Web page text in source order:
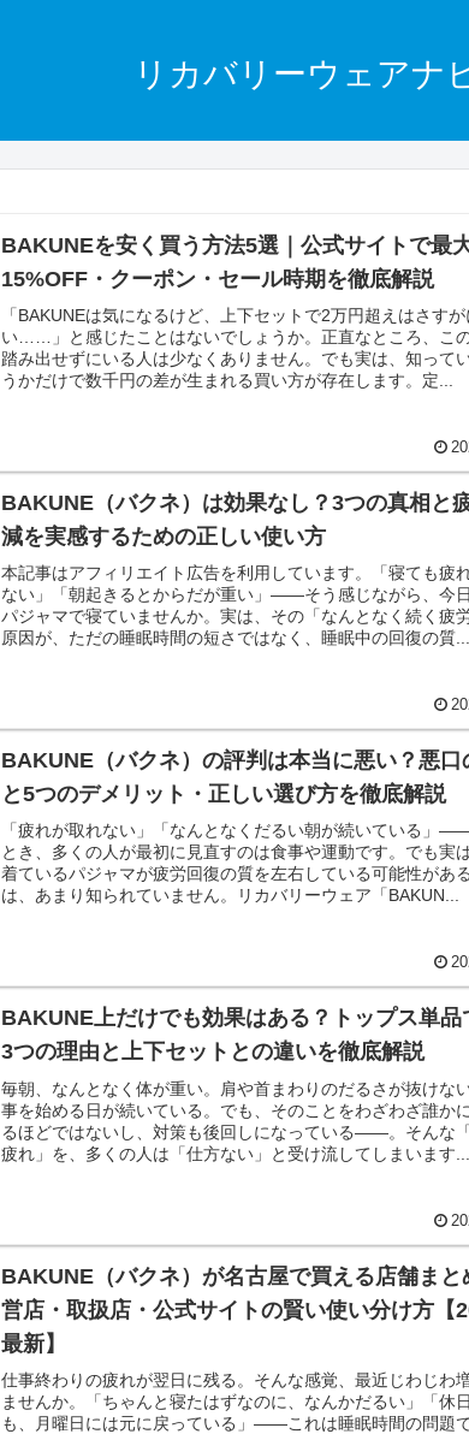
リカバリーウェアナ
BAKUNEを安く買う方法5選｜公式サイトで最
15%OFF・クーポン・セール時期を徹底解説
「BAKUNEは気になるけど、上下セットで2万円超えはさすが
い……」と感じたことはないでしょうか。正直なところ、こ
踏み出せずにいる人は少なくありません。でも実は、知って
うかだけで数千円の差が生まれる買い方が存在します。定...
BAKUNE（バクネ）は効果なし？3つの真相と
減を実感するための正しい使い方
本記事はアフィリエイト広告を利用しています。「寝ても疲
ない」「朝起きるとからだが重い」——そう感じながら、今
パジャマで寝ていませんか。実は、その「なんとなく続く疲
原因が、ただの睡眠時間の短さではなく、睡眠中の回復の質...
BAKUNE（バクネ）の評判は本当に悪い？悪口
と5つのデメリット・正しい選び方を徹底解説
「疲れが取れない」「なんとなくだるい朝が続いている」
とき、多くの人が最初に見直すのは食事や運動です。でも実
着ているパジャマが疲労回復の質を左右している可能性があ
は、あまり知られていません。リカバリーウェア「BAKUN...
BAKUNE上だけでも効果はある？トップス単品
3つの理由と上下セットとの違いを徹底解説
毎朝、なんとなく体が重い。肩や首まわりのだるさが抜けな
事を始める日が続いている。でも、そのことをわざわざ誰か
るほどではないし、対策も後回しになっている——。そんな
疲れ」を、多くの人は「仕方ない」と受け流してしまいます...
BAKUNE（バクネ）が名古屋で買える店舗まと
営店・取扱店・公式サイトの賢い使い分け方【
最新】
仕事終わりの疲れが翌日に残る。そんな感覚、最近じわじわ
ませんか。「ちゃんと寝たはずなのに、なんかだるい」「休
も、月曜日には元に戻っている」——これは睡眠時間の問題